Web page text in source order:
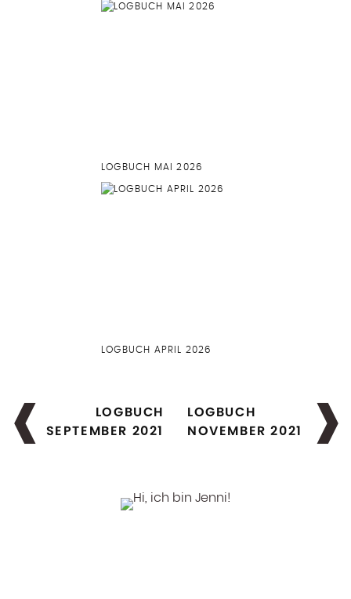
LOGBUCH MAI 2026
LOGBUCH APRIL 2026
LOGBUCH
SEPTEMBER 2021
LOGBUCH
NOVEMBER 2021